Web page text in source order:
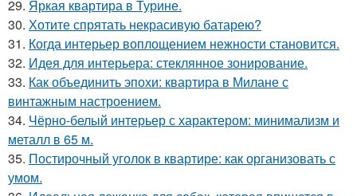
29. Яркая квартира в Турине.
30. Хотите спрятать некрасивую батарею?
31. Когда интерьер воплощением нежности становится.
32. Идея для интерьера: стеклянное зонирование.
33. Как объединить эпохи: квартира в Милане с
винтажным настроением.
34. Чёрно-белый интерьер с характером: минимализм и
металл в 65 м.
35. Постирочный уголок в квартире: как организовать с
умом.